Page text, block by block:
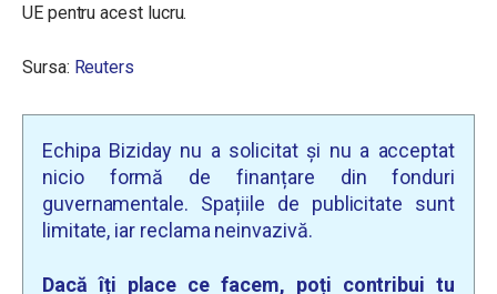
UE pentru acest lucru.
Sursa: Reuters
Echipa Biziday nu a solicitat și nu a acceptat
nicio formă de finanțare din fonduri
guvernamentale. Spațiile de publicitate sunt
limitate, iar reclama neinvazivă.
Dacă îți place ce facem, poți contribui tu